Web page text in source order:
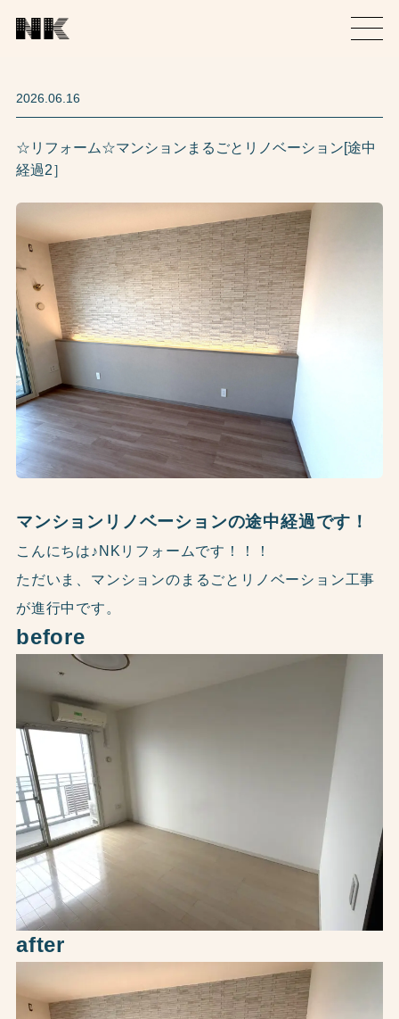
2026.06.16
☆リフォーム☆マンションまるごとリノベーション[途中
経過2］
マンションリノベーションの途中経過です！
こんにちは♪NKリフォームです！！！
ただいま、マンションのまるごとリノベーション工事
が進行中です。
before
after